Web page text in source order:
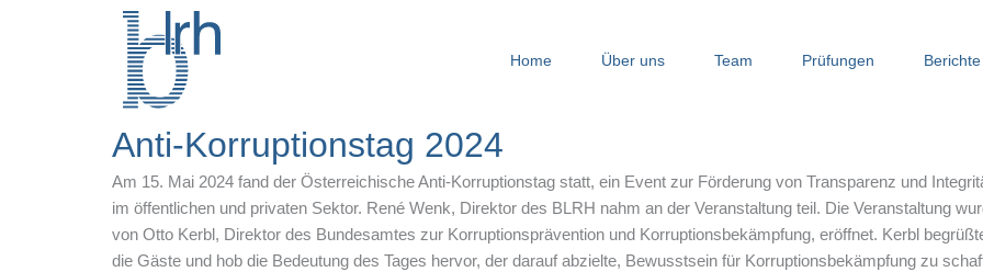
Home Über uns Team Prüfungen Berichte
Anti-Korruptionstag 2024
Am 15. Mai 2024 fand der Österreichische Anti-Korruptionstag statt, ein Event zur Förderung von Transparenz und
im öffentlichen und privaten Sektor. René Wenk, Direktor des BLRH nahm an der Veranstaltung teil. Die Veranstaltung
von Otto Kerbl, Direktor des Bundesamtes zur Korruptionsprävention und Korruptionsbekämpfung, eröffnet. Kerbl
die Gäste und hob die Bedeutung des Tages hervor, der darauf abzielte, Bewusstsein für Korruptionsbekämpfung zu